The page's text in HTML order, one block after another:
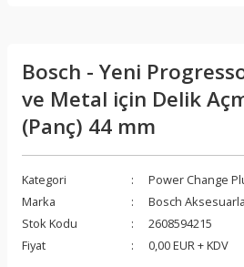
Bosch - Yeni
ve Metal için Delik
(Panç) 44 mm
Kategori
Power Change
Marka
Bosch
Stok Kodu
2608594215
Fiyat
0,00 EUR + KDV